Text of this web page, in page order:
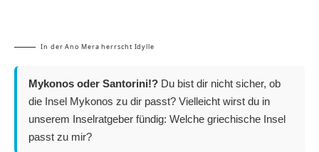
In der Ano Mera herrscht Idylle
Mykonos oder Santorini!? Du bist dir nicht sicher, ob
die Insel Mykonos zu dir passt? Vielleicht wirst du in
unserem Inselratgeber fündig: Welche griechische Insel
passt zu mir?